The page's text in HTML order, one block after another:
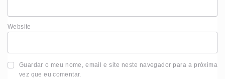
Website
Guardar o meu nome, email e site neste navegador para a próxima
vez que eu comentar.